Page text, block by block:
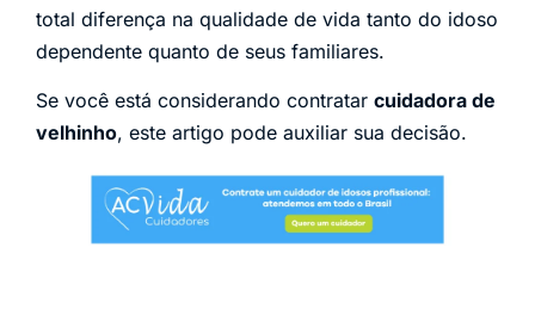
total diferença na qualidade de vida tanto do idoso
dependente quanto de seus familiares.
Se você está considerando contratar cuidadora de
velhinho, este artigo pode auxiliar sua decisão.